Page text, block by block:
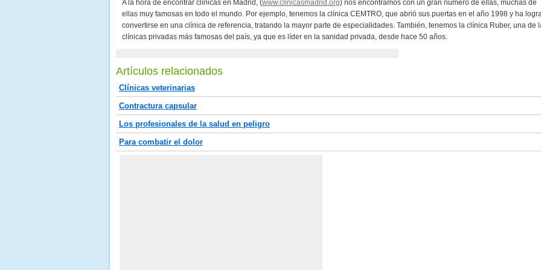
A la hora de encontrar clínicas en Madrid, (www.clinicasmadrid.org) nos encontramos con un gran número de ellas, muchas de
ellas muy famosas en todo el mundo. Por ejemplo, tenemos la clínica CEMTRO, que abrió sus puertas en el año 1998 y ha
convertirse en una clínica de referencia, tratando la mayor parte de especialidades. También, tenemos la clínica Ruber, una de
clínicas privadas más famosas del país, ya que es líder en la sanidad privada, desde hace 50 años.
Artículos relacionados
Clínicas veterinarias
Contractura capsular
Los profesionales de la salud en peligro
Para combatir el dolor